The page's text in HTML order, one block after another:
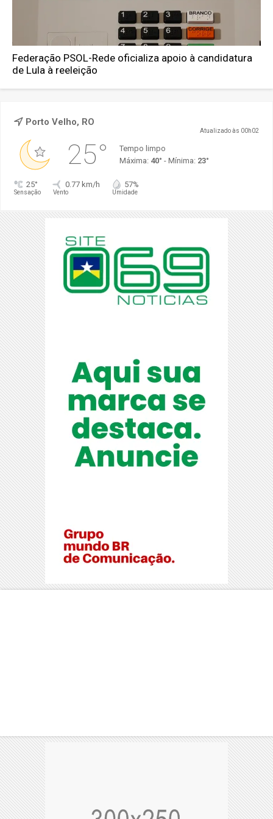
Federação PSOL-Rede oficializa apoio à candidatura
de Lula à reeleição
Porto Velho, RO
Atualizado às 00h02
25°
Tempo limpo
Máxima: 40° - Mínima: 23°
25°
Sensação
0.77 km/h
Vento
57%
Umidade